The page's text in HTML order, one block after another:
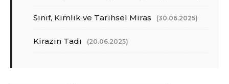
Sınıf, Kimlik ve Tarihsel Miras (30.06.2025)
Kirazın Tadı (20.06.2025)